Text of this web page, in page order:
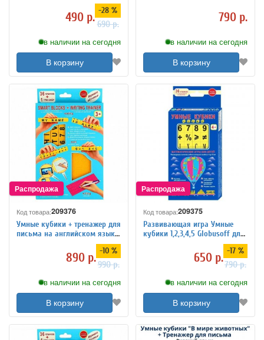
490 р. -28 %
690 р.
в наличии на сегодня
В корзину
790 р.
в наличии на сегодня
В корзину
Код товара:209376
Умные кубики + тренажер для
письма на английском языке
890 р. -10 %
990 р.
в наличии на сегодня
В корзину
Код товара:209375
Развивающая игра Умные
кубики 1,2,3,4,5 Globusoff для
650 р. -17 %
790 р.
в наличии на сегодня
В корзину